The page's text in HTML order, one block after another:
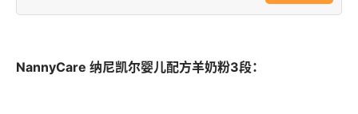
NannyCare 纳尼凯尔婴儿配方羊奶粉3段：